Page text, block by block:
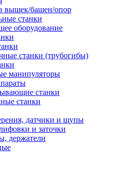
вышек/башен/опор
станки
оборудование
станки (трубогибы)
манипуляторы
станки
станки
датчики и щупы
и заточки
держатели